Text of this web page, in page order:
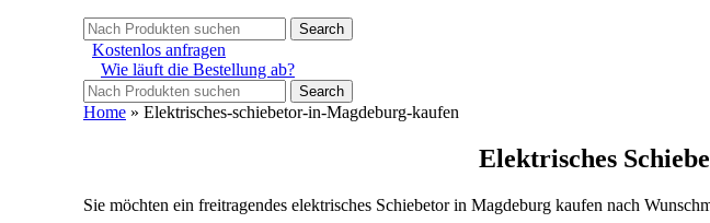
Search
Kostenlos anfragen
Wie läuft die Bestellung ab?
Search
Home » Elektrisches-schiebetor-in-Magdeburg-kaufen
Elektrisches
Sie möchten ein freitragendes elektrisches Schiebetor in Magdeburg kaufen nach